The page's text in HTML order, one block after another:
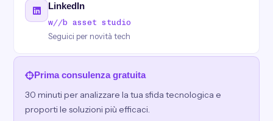
LinkedIn
w//b asset studio
Seguici per novità tech
Prima consulenza gratuita
30 minuti per analizzare la tua sfida tecnologica e
proporti le soluzioni più efficaci.